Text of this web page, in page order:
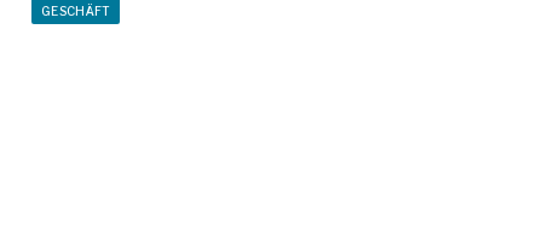
GESCHÄFT